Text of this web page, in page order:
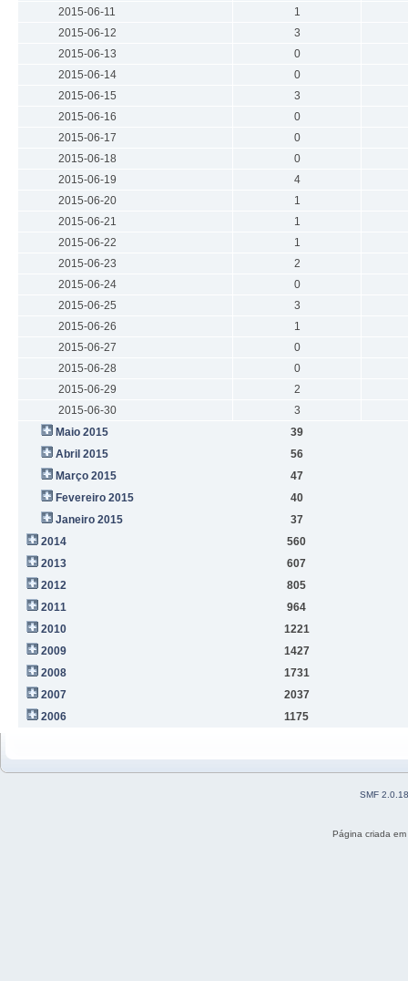
2015-06-11
1
2015-06-12
3
2015-06-13
0
2015-06-14
0
2015-06-15
3
2015-06-16
0
2015-06-17
0
2015-06-18
0
2015-06-19
4
2015-06-20
1
2015-06-21
1
2015-06-22
1
2015-06-23
2
2015-06-24
0
2015-06-25
3
2015-06-26
1
2015-06-27
0
2015-06-28
0
2015-06-29
2
2015-06-30
3
Maio 2015
39
Abril 2015
56
Março 2015
47
Fevereiro 2015
40
Janeiro 2015
37
2014
560
2013
607
2012
805
2011
964
2010
1221
2009
1427
2008
1731
2007
2037
2006
1175
SMF 2.0.18
Página criada